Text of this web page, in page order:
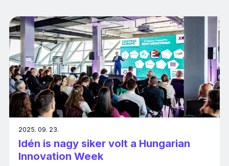
2025. 09. 23.
Idén is nagy siker volt a Hungarian
Innovation Week